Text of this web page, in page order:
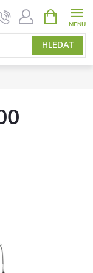
HLEDAT
NÁKUPNÍ
KOŠÍK